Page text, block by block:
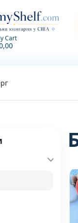
Cart